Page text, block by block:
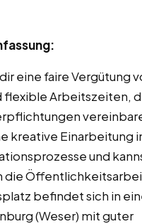
eine faire Vergütung
flexible Arbeitszeiten,
kreative Einarbeitung
und
die
befindet sich in
(Weser) mit guter